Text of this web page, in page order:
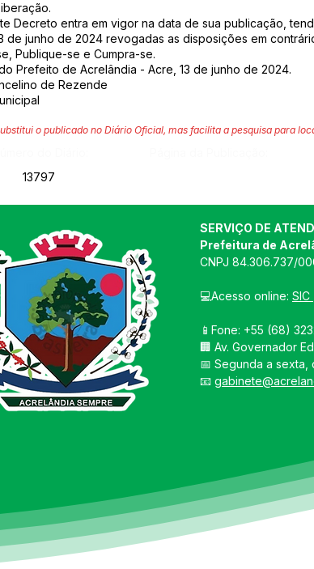
Decreto entra em vigor na data de sua publicação,
de junho de 2024 revogadas as disposições em
Publique-se e Cumpra-se.
Prefeito de Acrelândia - Acre, 13 de junho de 2024.
de Rezende
o publicado no Diário Oficial, mas facilita a pesquisa para
13797
SERVIÇO DE
Prefeitura de
CNPJ 84.306.737/
💻Acesso online: SIC
📱Fone: +55 (68)
🏢 Av. Governador
📅 Segunda a sexta,
📧